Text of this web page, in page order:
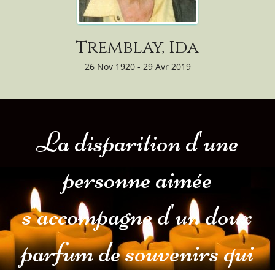
Tremblay, Ida
26 Nov 1920 - 29 Avr 2019
La disparition d'une
personne aimée
s'accompagne d'un doux
parfum de souvenirs qui